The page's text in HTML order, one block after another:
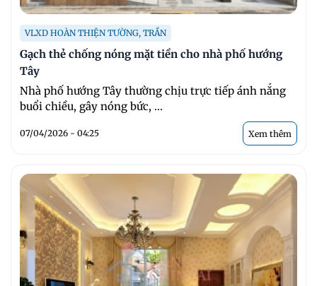
VLXD HOÀN THIỆN TƯỜNG, TRẦN
Gạch thẻ chống nóng mặt tiền cho nhà phố hướng
Tây
Nhà phố hướng Tây thường chịu trực tiếp ánh nắng
buổi chiều, gây nóng bức, ...
07/04/2026 - 04:25 Xem thêm